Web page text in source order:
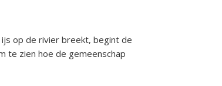
ijs op de rivier breekt, begint de
te zien hoe de gemeenschap